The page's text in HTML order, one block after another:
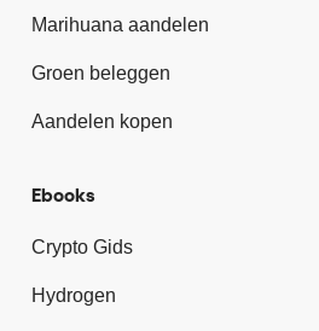
Marihuana aandelen
Groen beleggen
Aandelen kopen
Ebooks
Crypto Gids
Hydrogen